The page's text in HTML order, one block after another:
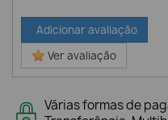
Adicionar avaliação
Ver avaliação
Várias formas de